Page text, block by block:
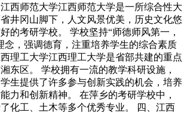
西师范大学江西师范大学是一所综合性大
井冈山脚下，人文风景优美，历史文化悠
的考研学校。 学校坚持“师德师风第一，
念，强调德育，注重培养学生的综合素质
理工大学江西理工大学是省部共建的重点
东区。 学校拥有一流的教学科研设施，
生提供了许多参与创新实践的机会，培养
力和创新精神。 在萍乡的考研学校中，
化工、土木等多个优秀专业。 四、江西